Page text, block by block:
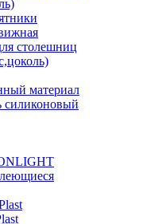
столешниц
материал
силиконовый